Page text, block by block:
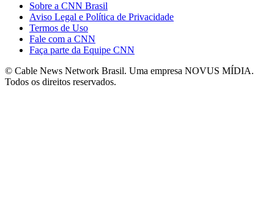
Sobre a CNN Brasil
Aviso Legal e Política de Privacidade
Termos de Uso
Fale com a CNN
Faça parte da Equipe CNN
© Cable News Network Brasil. Uma empresa NOVUS MÍDIA.
Todos os direitos reservados.